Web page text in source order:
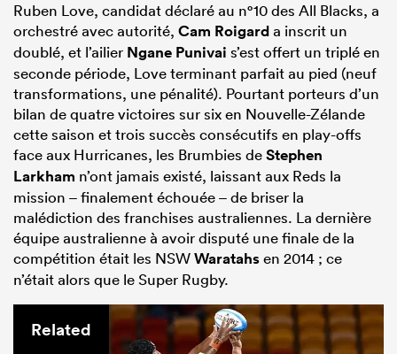
Ruben Love, candidat déclaré au n°10 des All Blacks, a
orchestré avec autorité, Cam Roigarda inscrit un
doublé, et l’ailier Ngane Punivai s’est offert un triplé en
seconde période, Love terminant parfait au pied (neuf
transformations, une pénalité). Pourtant porteurs d’un
bilan de quatre victoires sur six en Nouvelle-Zélande
cette saison et trois succès consécutifs en play-offs
face aux Hurricanes, les Brumbies deStephen
Larkham n’ont jamais existé, laissant aux Reds la
mission – finalement échouée – de briser la
malédiction des franchises australiennes. La dernière
équipe australienne à avoir disputé une finale de la
compétition était les NSWWaratahsen 2014 ; ce
n’était alors que le Super Rugby.
Related